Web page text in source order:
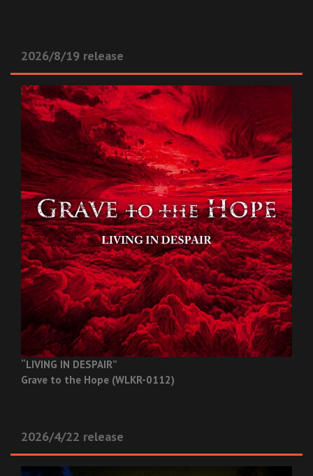
2026/8/19 release
“LIVING IN DESPAIR”
Grave to the Hope (WLKR-0112)
2026/4/22 release